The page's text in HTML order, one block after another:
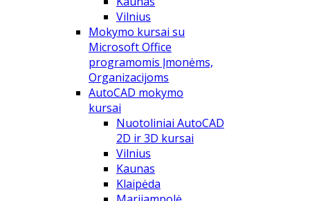
Vilnius
Mokymo kursai su
Microsoft Office
programomis Įmonėms,
Organizacijoms
AutoCAD mokymo
kursai
Nuotoliniai AutoCAD
2D ir 3D kursai
Vilnius
Kaunas
Klaipėda